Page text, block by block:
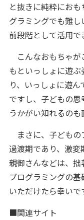
と抜きに純粋にお
グラミングでも難
前段階として活用で
こんなおもちゃが
もといっしょに遊
り、いっしょに遊
ですし、子どもの
うかがい知れるのも
まさに、子どもの
過渡期であり、激
親御さんなどは、
プログラミングの
いただけたら幸いで
■関連サイト